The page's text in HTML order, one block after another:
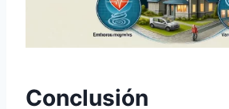
Conclusión